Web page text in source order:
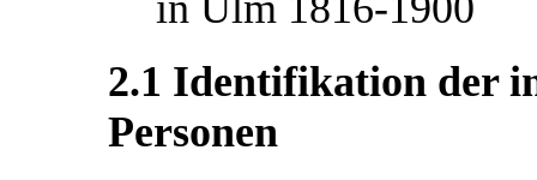
2.1 Identifikation der
Personen